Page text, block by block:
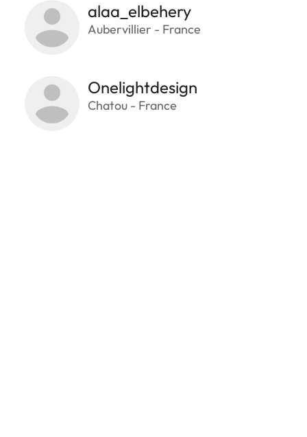
alaa_elbehery
Aubervillier - France
Onelightdesign
Chatou - France